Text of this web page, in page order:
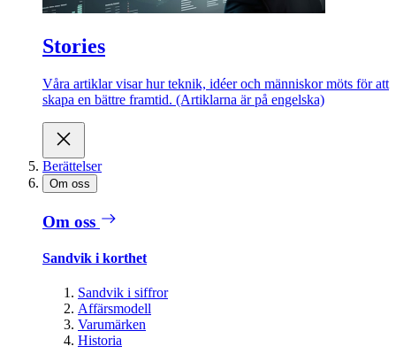
Stories
Våra artiklar visar hur teknik, idéer och människor möts för att
skapa en bättre framtid. (Artiklarna är på engelska)
Berättelser
Om oss
Om oss
Sandvik i korthet
Sandvik i siffror
Affärsmodell
Varumärken
Historia